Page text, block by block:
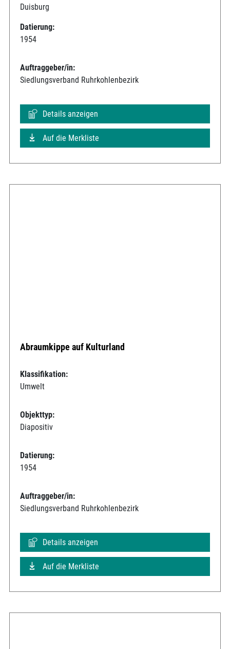
Duisburg
Datierung:
1954
Auftraggeber/in:
Siedlungsverband Ruhrkohlenbezirk
Details anzeigen
Auf die Merkliste
Abraumkippe auf Kulturland
Klassifikation:
Umwelt
Objekttyp:
Diapositiv
Datierung:
1954
Auftraggeber/in:
Siedlungsverband Ruhrkohlenbezirk
Details anzeigen
Auf die Merkliste